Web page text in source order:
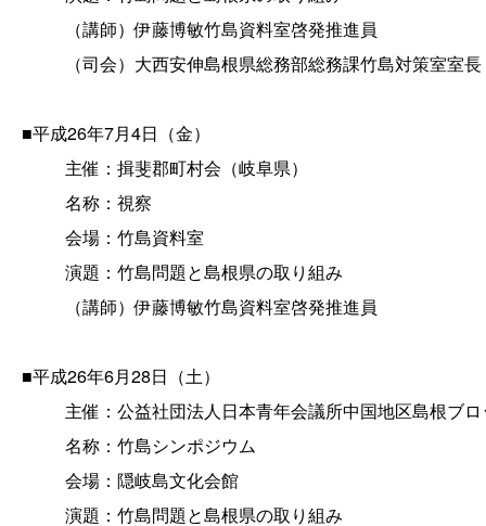
（講師）伊藤博敏竹島資料室啓発推進員
（司会）大西安伸島根県総務部総務課竹島対策室室長
■平成26年7月4日（金）
主催：揖斐郡町村会（岐阜県）
名称：視察
会場：竹島資料室
演題：竹島問題と島根県の取り組み
（講師）伊藤博敏竹島資料室啓発推進員
■平成26年6月28日（土）
主催：公益社団法人日本青年会議所中国地区島根ブ
名称：竹島シンポジウム
会場：隠岐島文化会館
演題：竹島問題と島根県の取り組み